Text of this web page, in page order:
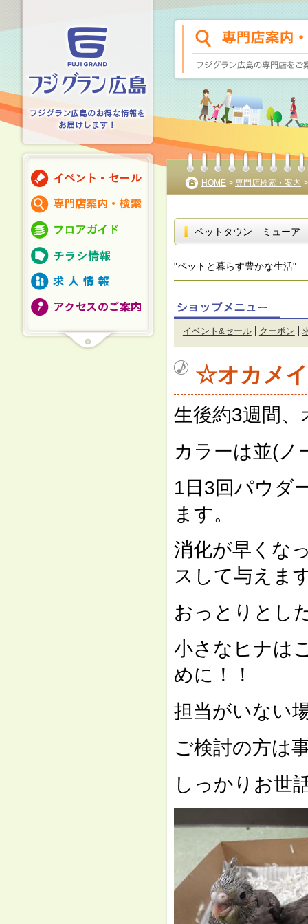
HOME > 専門店検索・案内
ペットタウン ミューア
"ペットと暮らす豊かな生活"
イベント&セール クーポン
☆オカメ
生後約3週間
カラーは並(ノ
1日3回パウダ
ます。
消化が早くな
スして与えま
おっとりとし
小さなヒナは
めに！！
担当がいない
ご検討の方は
しっかりお世